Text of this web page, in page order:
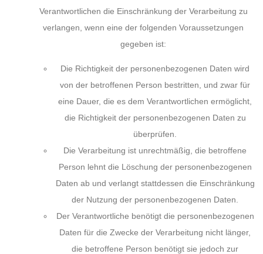
Verantwortlichen die Einschränkung der Verarbeitung zu
verlangen, wenn eine der folgenden Voraussetzungen
gegeben ist:
Die Richtigkeit der personenbezogenen Daten wird
von der betroffenen Person bestritten, und zwar für
eine Dauer, die es dem Verantwortlichen ermöglicht,
die Richtigkeit der personenbezogenen Daten zu
überprüfen.
Die Verarbeitung ist unrechtmäßig, die betroffene
Person lehnt die Löschung der personenbezogenen
Daten ab und verlangt stattdessen die Einschränkung
der Nutzung der personenbezogenen Daten.
Der Verantwortliche benötigt die personenbezogenen
Daten für die Zwecke der Verarbeitung nicht länger,
die betroffene Person benötigt sie jedoch zur